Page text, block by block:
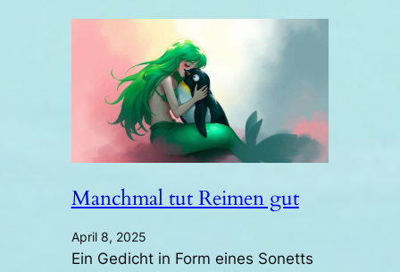
Manchmal tut Reimen gut
April 8, 2025
Ein Gedicht in Form eines Sonetts